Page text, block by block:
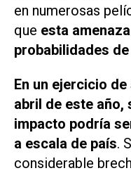
en numerosas
que esta
probabilidades
En un ejercicio
abril de este año,
impacto podría
a escala de país.
considerable